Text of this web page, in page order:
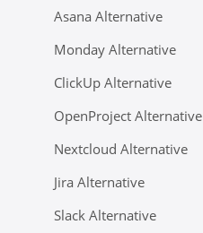
Asana Alternative
Monday Alternative
ClickUp Alternative
OpenProject Alternative
Nextcloud Alternative
Jira Alternative
Slack Alternative